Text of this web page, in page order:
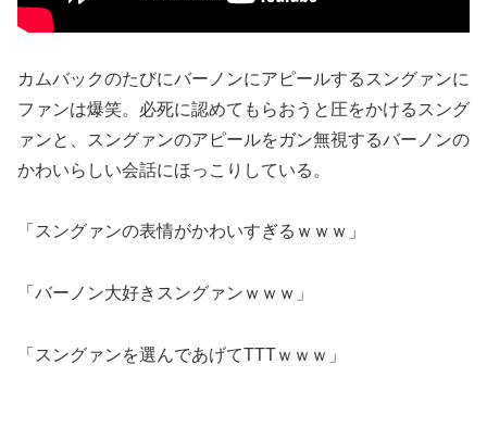
カムバックのたびにバーノンにアピールするスングァンに
ファンは爆笑。必死に認めてもらおうと圧をかけるスング
ァンと、スングァンのアピールをガン無視するバーノンの
かわいらしい会話にほっこりしている。
「スングァンの表情がかわいすぎるｗｗｗ」
「バーノン大好きスングァンｗｗｗ」
「スングァンを選んであげてTTTｗｗｗ」